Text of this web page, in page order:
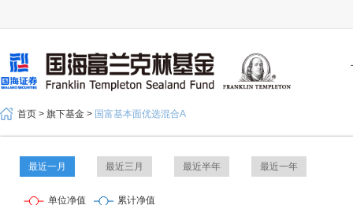
首页 > 旗下基金 > 国富基本面优选混合A
最近一月 最近三月 最近半年 最近一年